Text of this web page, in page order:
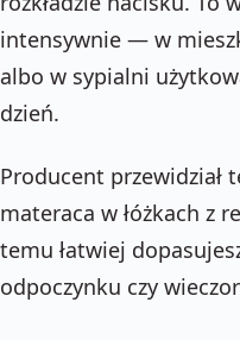
intensywnie — w
albo w sypialni
dzień.
Producent przewidział
materaca w łóżkach z
temu łatwiej
odpoczynku czy